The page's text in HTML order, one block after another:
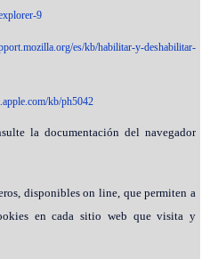
9
es/kb/habilitar-y-deshabilitar-
kb/ph5042
la documentación del navegador
disponibles on line, que permiten a
en cada sitio web que visita y